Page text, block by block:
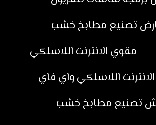
تصنيع مطابخ خشب
مقوي الانترنت اللاسلكي
اللاسلكي واي فاي
تصنيع مطابخ خشب